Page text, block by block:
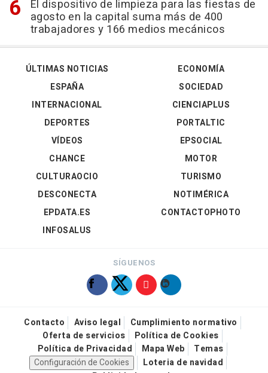
El dispositivo de limpieza para las fiestas de
agosto en la capital suma más de 400
trabajadores y 166 medios mecánicos
ÚLTIMAS NOTICIAS
ESPAÑA
INTERNACIONAL
DEPORTES
VÍDEOS
ECONOMÍA
SOCIEDAD
CIENCIAPLUS
PORTALTIC
EPSOCIAL
CHANCE
CULTURAOCIO
DESCONECTA
EPDATA.ES
INFOSALUS
MOTOR
TURISMO
NOTIMÉRICA
CONTACTOPHOTO
SÍGUENOS
Contacto Aviso legal
Cumplimiento normativo
Oferta de servicios
Política de Cookies
Política de Privacidad
Mapa Web
Temas
Configuración de Cookies
Loteria de navidad